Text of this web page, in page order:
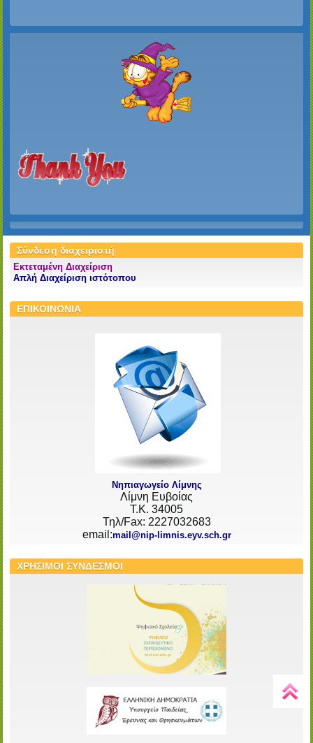
Σύνδεση διαχειριστή
Εκτεταμένη Διαχείριση
Απλή Διαχείριση ιστότοπου
ΕΠΙΚΟΙΝΩΝΙΑ
Νηπιαγωγείο Λίμνης
Λίμνη Ευβοίας
Τ.Κ. 34005
Τηλ/Fax: 2227032683
email:mail@nip-limnis.eyv.sch.gr
ΧΡΗΣΙΜΟΙ ΣΥΝΔΕΣΜΟΙ